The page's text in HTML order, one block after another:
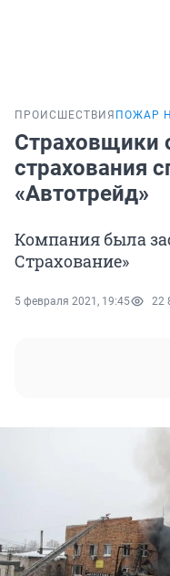
ПРОИСШЕСТВИЯ ПОЖАР
Страховщики
страхования
«Автотрейд»
Компания была
Страхование»
5 февраля 2021, 19:45 22